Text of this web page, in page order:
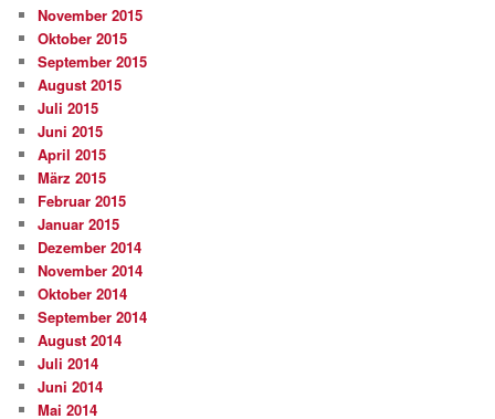
November 2015
Oktober 2015
September 2015
August 2015
Juli 2015
Juni 2015
April 2015
März 2015
Februar 2015
Januar 2015
Dezember 2014
November 2014
Oktober 2014
September 2014
August 2014
Juli 2014
Juni 2014
Mai 2014